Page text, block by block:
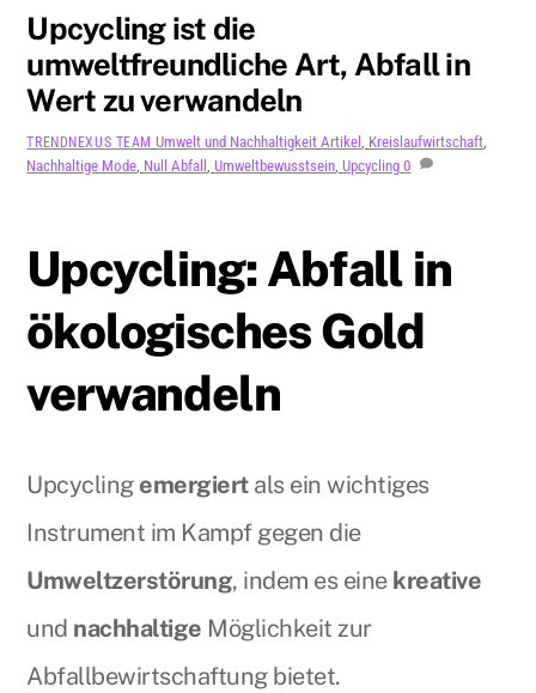
Upcycling ist die
umweltfreundliche Art, Abfall in
Wert zu verwandeln
TRENDNEXUS TEAM Umwelt und Nachhaltigkeit Artikel, Kreislaufwirtschaft,
Nachhaltige Mode, Null Abfall,Umweltbewusstsein,Upcycling 0
Upcycling: Abfall in
ökologisches Gold
verwandeln
Upcycling emergiertals ein wichtiges
Instrument im Kampf gegen die
Umweltzerstörung, indem es eine kreative
und nachhaltige Möglichkeit zur
Abfallbewirtschaftung bietet.